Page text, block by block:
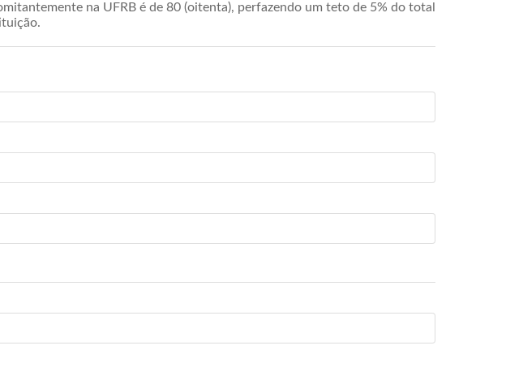
na UFRB é de 80 (oitenta), perfazendo um teto de 5% do total